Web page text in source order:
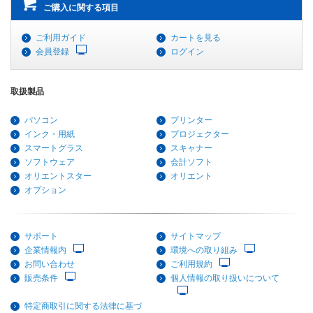
ご購入に関する項目
ご利用ガイド
カートを見る
会員登録
ログイン
取扱製品
パソコン
プリンター
インク・用紙
プロジェクター
スマートグラス
スキャナー
ソフトウェア
会計ソフト
オリエントスター
オリエント
オプション
サポート
サイトマップ
企業情報内
環境への取り組み
お問い合わせ
ご利用規約
販売条件
個人情報の取り扱いについて
特定商取引に関する法律に基づ